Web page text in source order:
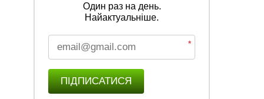
Один раз на день.
Найактуальніше.
*
ПІДПИСАТИСЯ